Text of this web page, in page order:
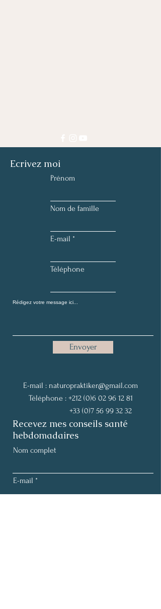
Ecrivez moi
Prénom
Nom de famille
E-mail
Téléphone
Envoyer
E-mail : naturopraktiker@gmail.com
Téléphone : +212 (0)6 02 96 12 81
+33 (0)7 56 99 32 32
Recevez mes conseils santé
hebdomadaires
Nom complet
E-mail